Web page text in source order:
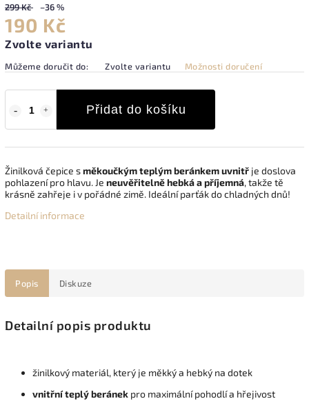
299 Kč –36 %
190 Kč
Zvolte variantu
Můžeme doručit do: Zvolte variantu Možnosti doručení
Přidat do košíku
Žinilková čepice směkoučkým teplým beránkem uvnitř je doslova
pohlazení pro hlavu. Je neuvěřitelně hebká a příjemná, takže tě
krásně zahřeje i v pořádné zimě. Ideální parťák do chladných dnů!
Detailní informace
Popis Diskuze
Detailní popis produktu
žinilkový materiál, který je měkký a hebký na dotek
vnitřní teplý beránek pro maximální pohodlí a hřejivost